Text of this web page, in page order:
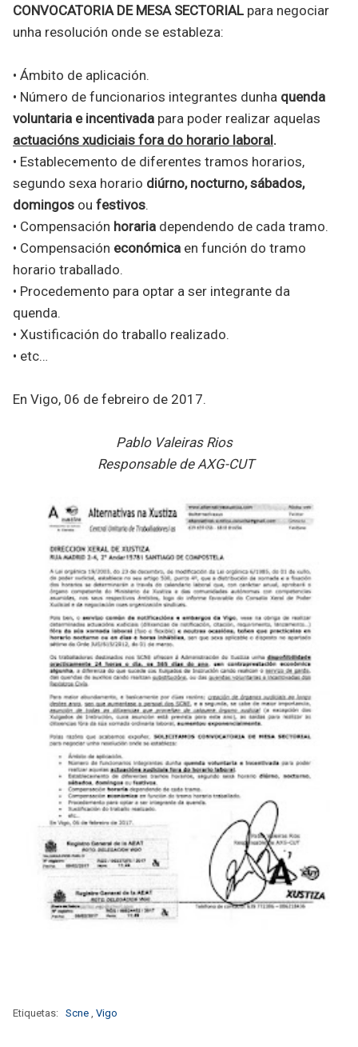
CONVOCATORIA DE MESA SECTORIAL para negociar
unha resolución onde se estableza:
• Ámbito de aplicación.
• Número de funcionarios integrantes dunha quenda
voluntaria e incentivada para poder realizar aquelas
actuacións xudiciais fora do horario laboral.
• Establecemento de diferentes tramos horarios,
segundo sexa horario diúrno, nocturno, sábados,
domingos ou festivos.
• Compensación horaria dependendo de cada tramo.
• Compensación económica en función do tramo
horario traballado.
• Procedemento para optar a ser integrante da
quenda.
• Xustificación do traballo realizado.
• etc…
En Vigo, 06 de febreiro de 2017.
Pablo Valeiras Rios
Responsable de AXG-CUT
Etiquetas: Scne , Vigo